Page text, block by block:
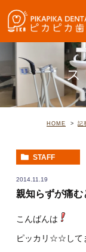
HOME 記
STAFF
2014.11.19
親知らずが痛む
こんばんは
ピッカリ☆☆して